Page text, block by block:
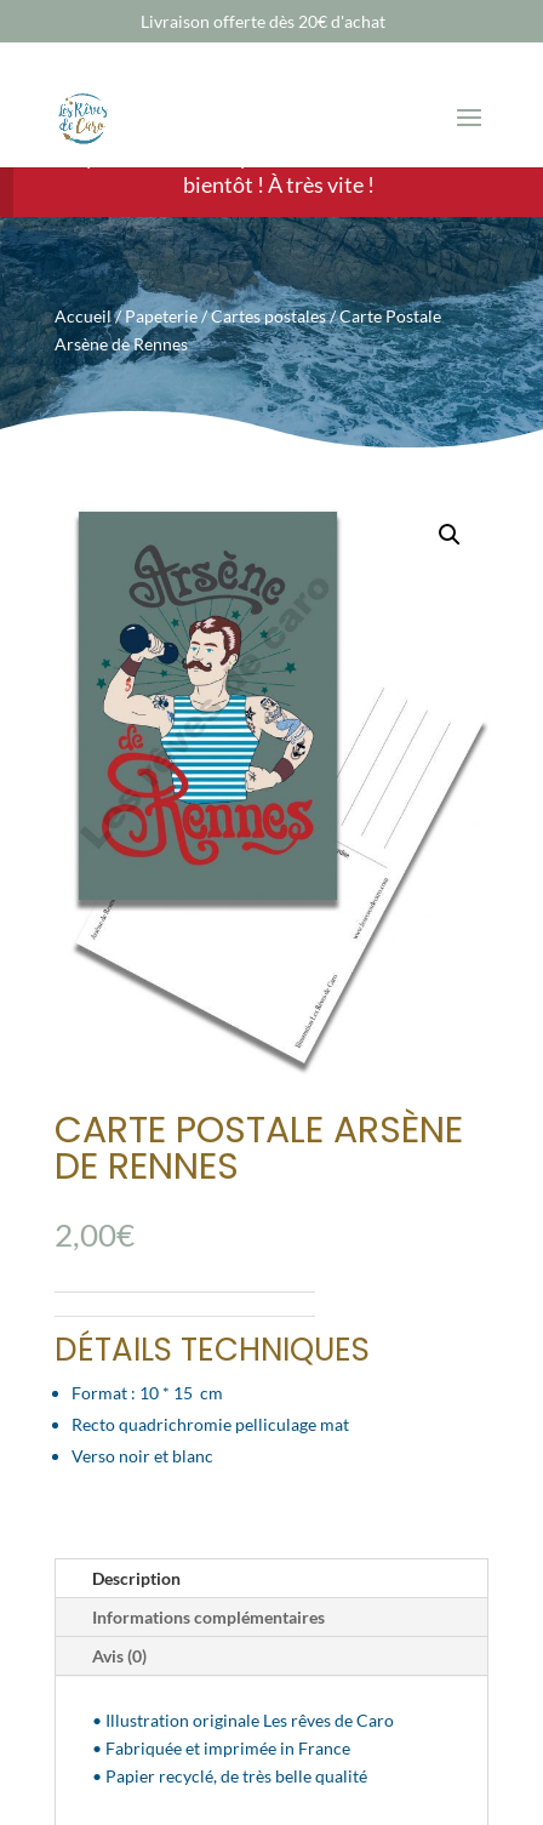
Livraison offerte dès 20€ d'achat
Chère Cliente, cher Client, les ventes sont
bientôt ! À très vite !
Accueil/Papeterie/Cartes postales/ Carte Postale
Arsène de Rennes
CARTE POSTALE ARSÈNE
DE RENNES
2,00€
DÉTAILS TECHNIQUES
Format : 10 * 15 cm
Recto quadrichromie pelliculage mat
Verso noir et blanc
Description
Informations complémentaires
Avis (0)
• Illustration originale Les rêves de Caro
• Fabriquée et imprimée in France
• Papier recyclé, de très belle qualité